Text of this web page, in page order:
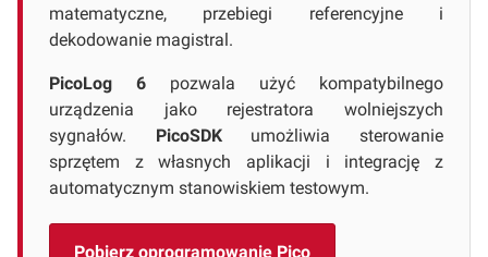
matematyczne, przebiegi referencyjne i
dekodowanie magistral.
PicoLog 6 pozwala użyć kompatybilnego
urządzenia jako rejestratora wolniejszych
sygnałów. PicoSDKumożliwia sterowanie
sprzętem z własnych aplikacji i integrację z
automatycznym stanowiskiem testowym.
Pobierz oprogramowanie Pico